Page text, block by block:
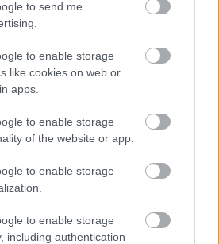
to send me
to enable storage
like cookies on web or
apps.
to enable storage
of the website or app.
to enable storage
to enable storage
including authentication
potyogtak a könnyeim a